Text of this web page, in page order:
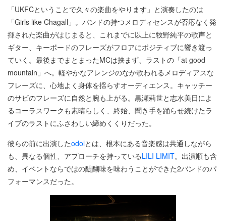
「UKFCということで久々の楽曲をやります」と演奏したのは
「Girls like Chagall」。バンドの持つメロディセンスが否応なく発
揮された楽曲がはじまると、これまでに以上に牧野純平の歌声と
ギター、キーボードのフレーズがフロアにポジティブに響き渡っ
ていく。最後までまとまったMCは挟まず、ラストの「at good
mountain」へ。軽やかなアレンジのなか歌われるメロディアスな
フレーズに、心地よく身体を揺らすオーディエンス。キャッチー
のサビのフレーズに自然と腕も上がる。黒瀬莉世と志水美日によ
るコーラスワークも素晴らしく、終始、聞き手を踊らせ続けたラ
イブのラストにふさわしい締めくくりだった。
彼らの前に出演したodolとは、根本にある音楽感は共通しながら
も、異なる個性、アプローチを持っているLILI LIMIT。出演順も含
め、イベントならではの醍醐味を味わうことができた2バンドのパ
フォーマンスだった。